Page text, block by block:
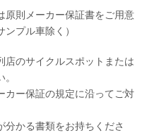
原則メーカー保証書をご用意
プル車除く）
店のサイクルスポットまたは
カー保証の規定に沿ってご対
分かる書類をお持ちくださ